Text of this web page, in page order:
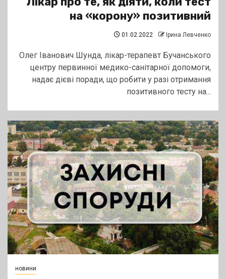
на «корону» позитивний
01.02.2022 Ірина Левченко
Олег Іванович Шунда, лікар-терапевт Бучанського
центру первинної медико-санітарної допомоги,
надає дієві поради, що робити у разі отримання
позитивного тесту на...
новини